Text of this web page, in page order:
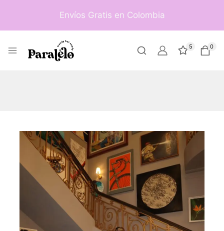
Envíos Gratis en Colombia
5 0